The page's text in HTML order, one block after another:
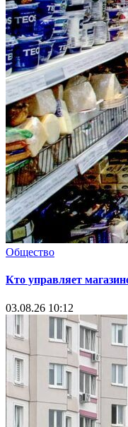
Общество
Кто управляет
03.08.26 10:12